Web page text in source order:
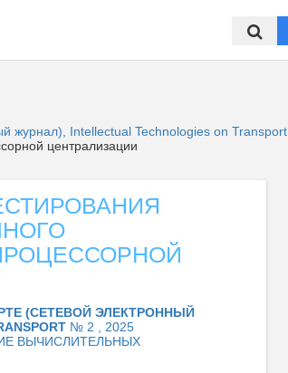
журнал), Intellectual Technologies on Transport
централизации
(СЕТЕВОЙ ЭЛЕКТРОННЫЙ
№ 2 , 2025
ВЫЧИСЛИТЕЛЬНЫХ